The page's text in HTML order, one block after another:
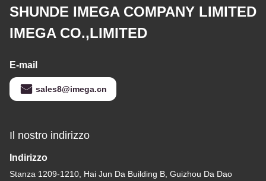
SHUNDE IMEGA COMPANY LIMITED
IMEGA CO.,LIMITED
E-mail
sales8@imega.cn
Il nostro indirizzo
Indirizzo
Stanza 1209-1210, Hai Jun Da Building B, Guizhou Da Dao